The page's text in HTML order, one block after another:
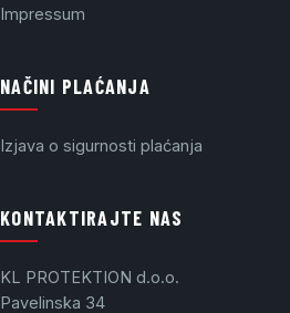
Impressum
NAČINI PLAĆANJA
Izjava o sigurnosti plaćanja
KONTAKTIRAJTE NAS
KL PROTEKTION d.o.o.
Pavelinska 34